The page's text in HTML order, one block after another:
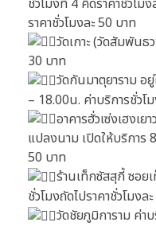
ราคาชั่วโมงละ 50 บาท
วัดเกาะ (วัดสัมพันธ
30 บาท
วัดกันมาตุยาราม อ
– 18.00น. ค่าบริการชั่วโ
อาคารฮั่วเซ่งเฮงเ
แปลงนาม เปิดให้บริการ
50 บาท
ร้านเท็กซัสสุกี้ ซอย
ชั่วโมงถัดไปราคาชั่วโมงล
วัดชัยภูมิการาม ค่า